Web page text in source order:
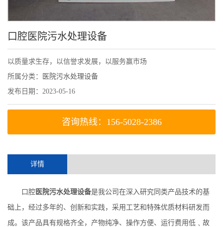
口腔医院污水处理设备
以质量求生存，以信誉求发展，以服务赢市场
所属分类：
医院污水处理设备
发布日期：2023-05-16
咨询热线：156-5028-2386
详情
口腔 医院污水处理设备是我公司在深入研究同类产品技术的基
础上，经过多年的、创新和实践，采用工艺和特殊优质材料研发而
成。该产品具有规格齐全，产物纯净、操作方便、运行费用低﹑故